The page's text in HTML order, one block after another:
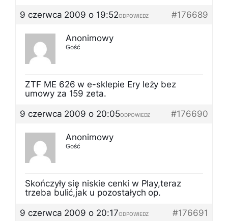
9 czerwca 2009 o 19:52
#176689
ODPOWIEDZ
Anonimowy
Gość
ZTF ME 626 w e-sklepie Ery leży bez
umowy za 159 zeta.
9 czerwca 2009 o 20:05
#176690
ODPOWIEDZ
Anonimowy
Gość
Skończyły się niskie cenki w Play,teraz
trzeba bulić,jak u pozostałych op.
9 czerwca 2009 o 20:17
#176691
ODPOWIEDZ